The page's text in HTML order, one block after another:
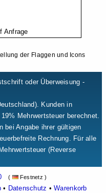
Anfrage
der Flaggen und Icons
oder Überweisung -
Kunden in
Mehrwertsteuer berechnet.
bei Angabe ihrer gültigen
Rechnung. Für alle
(Reverse
( Festnetz )
• Datenschutz •Warenkorb